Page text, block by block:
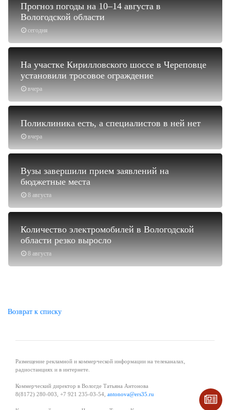
сегодня
Прогноз погоды на 10–14 августа в
Вологодской области
вчера
На участке Кирилловского шоссе в Череповце
установили тросовое ограждение
вчера
Поликлиника есть, а специалистов в ней нет
8 августа
Вузы завершили прием заявлений на
бюджетные места
8 августа
Количество электромобилей в Вологодской
области резко выросло
Возврат к списку
Размещение рекламной и коммерческой информации на телеканалах,
радиостанциях и в интернете.
Коммерческий директор в Вологде Татьяна Антонова
8(8172) 280-003, +7 921 235-03-54, antonova@ers35.ru